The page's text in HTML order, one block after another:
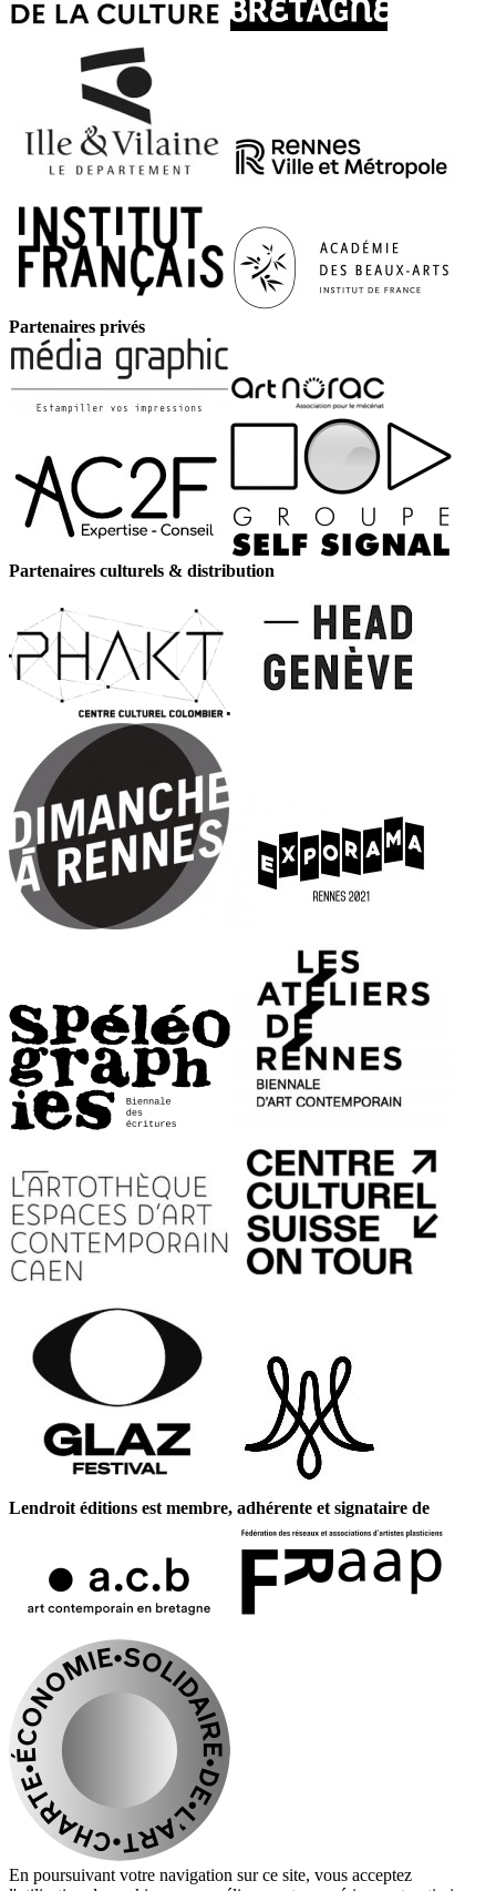
Partenaires privés
Partenaires culturels & distribution
Lendroit éditions est membre, adhérente et signataire de
En poursuivant votre navigation sur ce site, vous acceptez